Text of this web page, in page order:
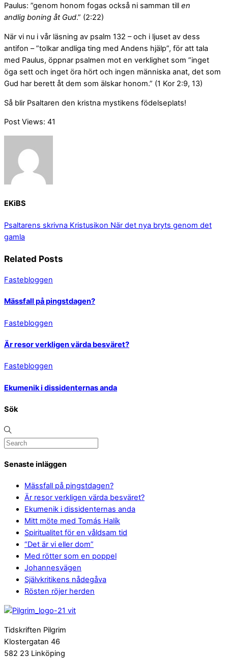
Paulus: ”genom honom fogas också ni samman till en
andlig boning åt Gud.” (2:22)
När vi nu i vår läsning av psalm 132 – och i ljuset av dess
antifon – ”tolkar andliga ting med Andens hjälp”, för att tala
med Paulus, öppnar psalmen mot en verklighet som ”inget
öga sett och inget öra hört och ingen människa anat, det som
Gud har berett åt dem som älskar honom.” (1 Kor 2:9, 13)
Så blir Psaltaren den kristna mystikens födelseplats!
Post Views: 41
EKiBS
Psaltarens skrivna Kristusikon När det nya bryts genom det
gamla
Related Posts
Fastebloggen
Mässfall på pingstdagen?
Fastebloggen
Är resor verkligen värda besväret?
Fastebloggen
Ekumenik i dissidenternas anda
Sök
Senaste inläggen
Mässfall på pingstdagen?
Är resor verkligen värda besväret?
Ekumenik i dissidenternas anda
Mitt möte med Tomás Halík
Spiritualitet för en våldsam tid
“Det är vi eller dom”
Med rötter som en poppel
Johannesvägen
Självkritikens nådegåva
Rösten röjer herden
Tidskriften Pilgrim
Klostergatan 46
582 23 Linköping